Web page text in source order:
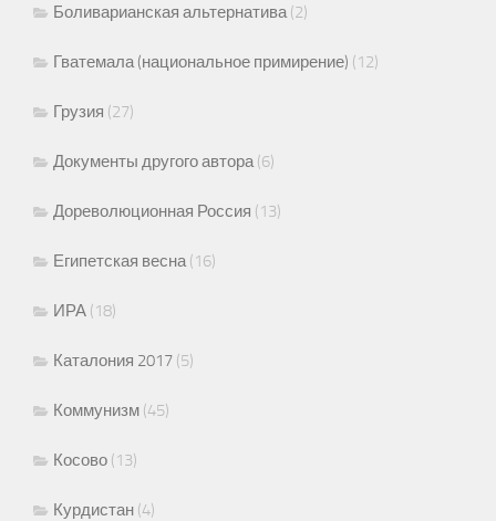
Боливарианская альтернатива(2)
Гватемала (национальное примирение) (12)
Грузия (27)
Документы другого автора(6)
Дореволюционная Россия (13)
Египетская весна(16)
ИРА (18)
Каталония 2017 (5)
Коммунизм (45)
Косово (13)
Курдистан (4)